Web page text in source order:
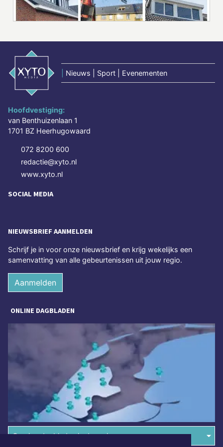
Nieuws | Sport | Evenementen
Hoofdvestiging:
van Benthuizenlaan 1
1701 BZ Heerhugowaard
072 8200 600
redactie@xyto.nl
www.xyto.nl
SOCIAL MEDIA
NIEUWSBRIEF AANMELDEN
Schrijf je in voor onze nieuwsbrief en krijg wekelijks een
samenvatting van alle gebeurtenissen uit jouw regio.
Aanmelden
ONLINE DAGBLADEN
Overige dagbladen in de regio